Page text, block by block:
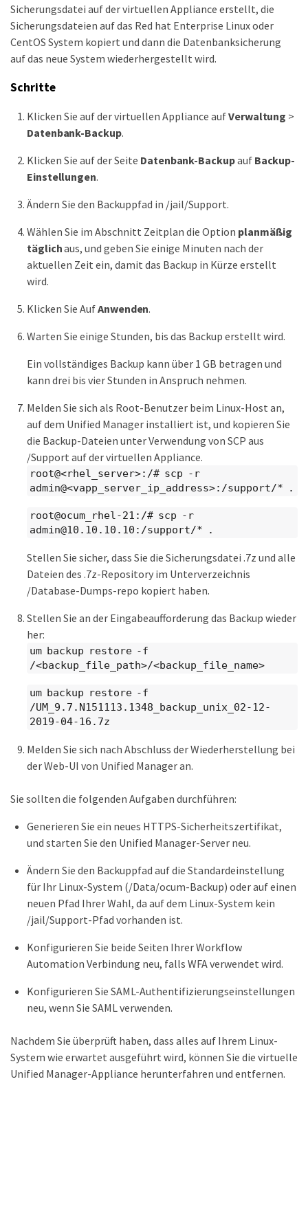
Sicherungsdatei auf der virtuellen Appliance erstellt, die
Sicherungsdateien auf das Red hat Enterprise Linux oder
CentOS System kopiert und dann die Datenbanksicherung
auf das neue System wiederhergestellt wird.
Schritte
Klicken Sie auf der virtuellen Appliance aufVerwaltung >
Datenbank-Backup.
Klicken Sie auf der Seite Datenbank-Backupauf Backup-
Einstellungen.
Ändern Sie den Backuppfad in /jail/Support.
Wählen Sie im Abschnitt Zeitplan die Option planmäßig
täglichaus, und geben Sie einige Minuten nach der
aktuellen Zeit ein, damit das Backup in Kürze erstellt
wird.
Klicken Sie AufAnwenden.
Warten Sie einige Stunden, bis das Backup erstellt wird.
Ein vollständiges Backup kann über 1 GB betragen und
kann drei bis vier Stunden in Anspruch nehmen.
Melden Sie sich als Root-Benutzer beim Linux-Host an,
auf dem Unified Manager installiert ist, und kopieren Sie
die Backup-Dateien unter Verwendung von SCP aus
/Support auf der virtuellen Appliance.
root@<rhel_server>:/# scp -r
admin@<vapp_server_ip_address>:/support/* .
root@ocum_rhel-21:/# scp -r
admin@10.10.10.10:/support/* .
Stellen Sie sicher, dass Sie die Sicherungsdatei .7z und alle
Dateien des .7z-Repository im Unterverzeichnis
/Database-Dumps-repo kopiert haben.
Stellen Sie an der Eingabeaufforderung das Backup wieder
her:
um backup restore -f
/<backup_file_path>/<backup_file_name>
um backup restore -f
/UM_9.7.N151113.1348_backup_unix_02-12-
2019-04-16.7z
Melden Sie sich nach Abschluss der Wiederherstellung bei
der Web-UI von Unified Manager an.
Sie sollten die folgenden Aufgaben durchführen:
Generieren Sie ein neues HTTPS-Sicherheitszertifikat,
und starten Sie den Unified Manager-Server neu.
Ändern Sie den Backuppfad auf die Standardeinstellung
für Ihr Linux-System (/Data/ocum-Backup) oder auf einen
neuen Pfad Ihrer Wahl, da auf dem Linux-System kein
/jail/Support-Pfad vorhanden ist.
Konfigurieren Sie beide Seiten Ihrer Workflow
Automation Verbindung neu, falls WFA verwendet wird.
Konfigurieren Sie SAML-Authentifizierungseinstellungen
neu, wenn Sie SAML verwenden.
Nachdem Sie überprüft haben, dass alles auf Ihrem Linux-
System wie erwartet ausgeführt wird, können Sie die virtuelle
Unified Manager-Appliance herunterfahren und entfernen.